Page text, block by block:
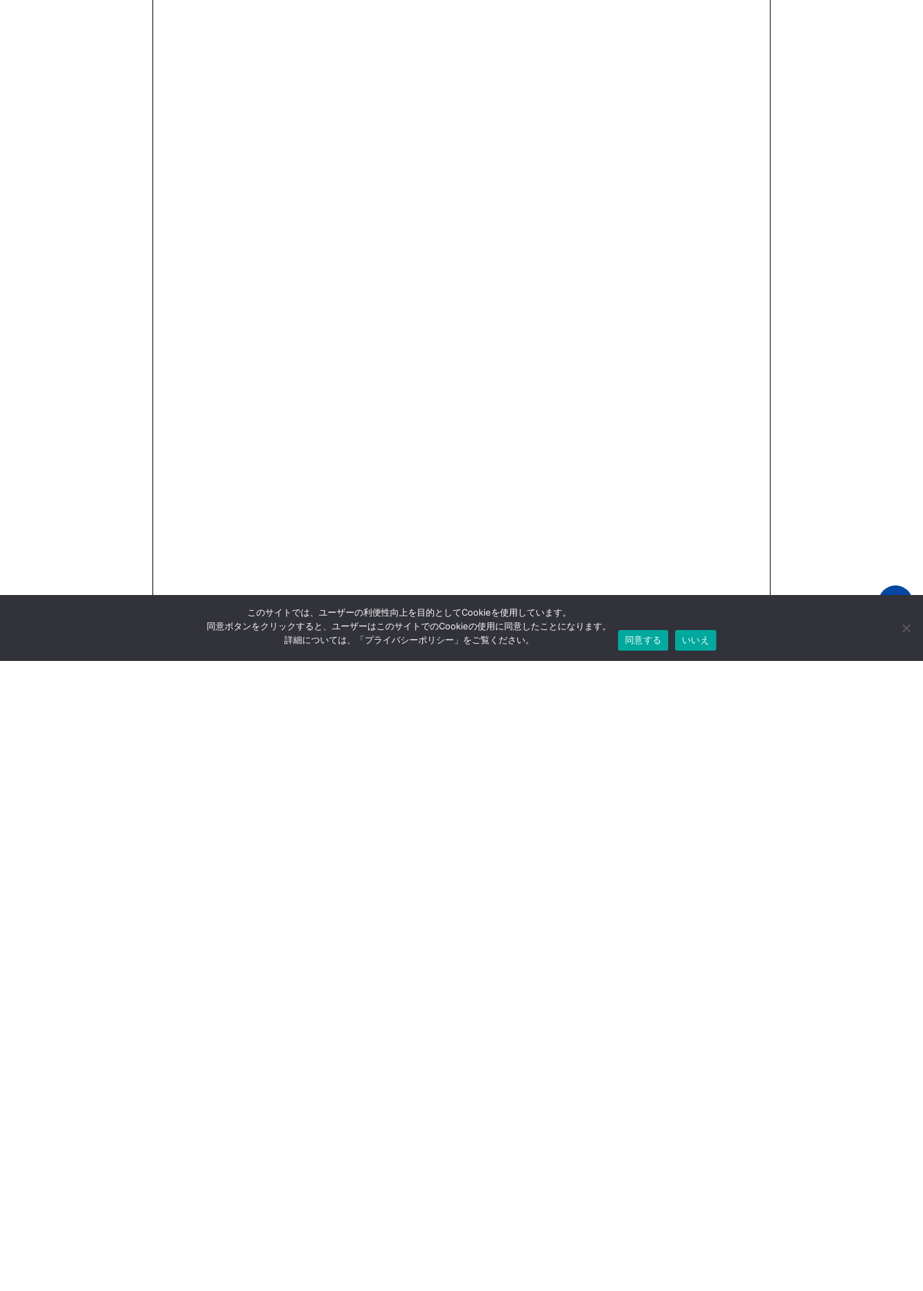
このサイトでは、ユーザーの利便性向上を目的としてCookieを使用しています。
同意ボタンをクリックすると、ユーザーはこのサイトでのCookieの使用に同意したことになります。
詳細については、「プライバシーポリシー 」をご覧ください。 同意する いいえ